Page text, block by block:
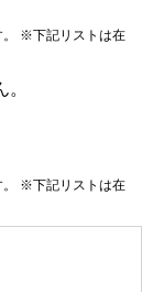
。 ※下記リストは在
。 ※下記リストは在